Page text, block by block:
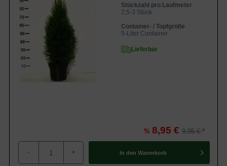
Stückzahl pro Laufmeter
2,5-3 Stück
Container- / Topfgröße
5-Liter Container
Lieferbar
% 8,95 € 9,95 €
- + In den Warenkorb